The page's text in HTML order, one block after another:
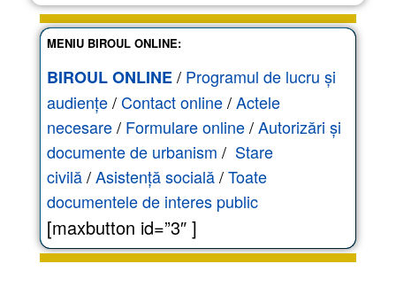
MENIU BIROUL ONLINE:
BIROUL ONLINE/ Programul de lucru și
audiențe/Contact online/Actele
necesare/ Formulare online/Autorizări și
documente de urbanism / Stare
civilă/Asistență socială/Toate
documentele de interes public
[maxbutton id=”3″ ]